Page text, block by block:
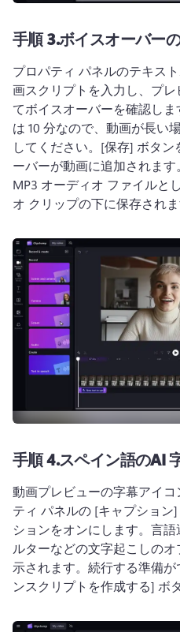
手順 3.ボイスオーバー
プロパティ パネルのテキス
画スクリプトを入力し、プ
てボイスオーバーを確認しま
は 10 分なので、動画が長い
してください。 [保存] ボタン
ーバーが動画に追加されます。
MP3 オーディオ ファイルと
オ クリップの下に保存されま
手順 4.スペイン語のAI
動画プレビューの字幕アイ
ティ パネルの [キャプショ
ションをオンにします。 言語
ルターなどの文字起こしの
示されます。 続行する準備
ンスクリプトを作成する] ボ